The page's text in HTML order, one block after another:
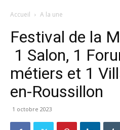
Accueil A la une
Festival de la
1 Salon, 1
métiers et 1
en-Roussillon
1 octobre 2023